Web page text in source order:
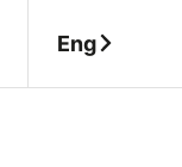
Eng